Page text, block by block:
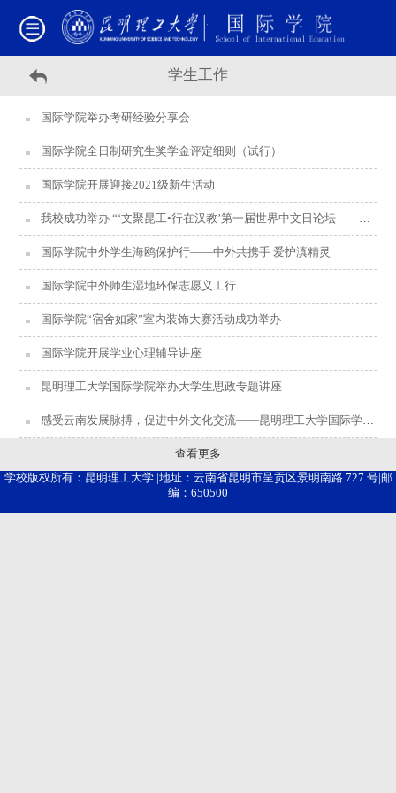
学生工作
国际学院举办考研经验分享会
国际学院全日制研究生奖学金评定细则（试行）
国际学院开展迎接2021级新生活动
我校成功举办 “‘文聚昆工•行在汉教’第一届世界中文日论坛——我们都是COP15传播者”
国际学院中外学生海鸥保护行——中外共携手 爱护滇精灵
国际学院中外师生湿地环保志愿义工行
国际学院“宿舍如家”室内装饰大赛活动成功举办
国际学院开展学业心理辅导讲座
昆明理工大学国际学院举办大学生思政专题讲座
感受云南发展脉搏，促进中外文化交流——昆明理工大学国际学院中外学生共赴云南省博物馆参观
查看更多
学校版权所有：昆明理工大学 |地址：云南省昆明市呈贡区景明南路 727 号|邮
编：650500